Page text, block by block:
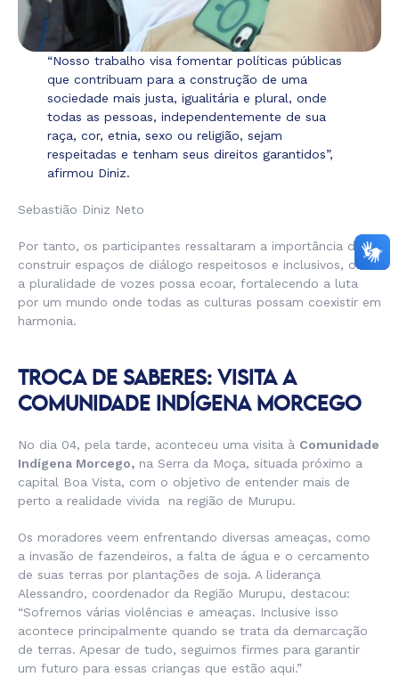
“Nosso trabalho visa fomentar políticas públicas
que contribuam para a construção de uma
sociedade mais justa, igualitária e plural, onde
todas as pessoas, independentemente de sua
raça, cor, etnia, sexo ou religião, sejam
respeitadas e tenham seus direitos garantidos”,
afirmou Diniz.
Sebastião Diniz Neto
Por tanto, os participantes ressaltaram a importância de se
construir espaços de diálogo respeitosos e inclusivos, onde
a pluralidade de vozes possa ecoar, fortalecendo a luta
por um mundo onde todas as culturas possam coexistir em
harmonia.
TROCA DE SABERES: VISITA A
COMUNIDADE INDÍGENA MORCEGO
No dia 04, pela tarde, aconteceu uma visita à Comunidade
Indígena Morcego, na Serra da Moça, situada próximo a
capital Boa Vista, com o objetivo de entender mais de
perto a realidade vivida na região de Murupu.
Os moradores veem enfrentando diversas ameaças, como
a invasão de fazendeiros, a falta de água e o cercamento
de suas terras por plantações de soja. A liderança
Alessandro, coordenador da Região Murupu, destacou:
“Sofremos várias violências e ameaças. Inclusive isso
acontece principalmente quando se trata da demarcação
de terras. Apesar de tudo, seguimos firmes para garantir
um futuro para essas crianças que estão aqui.”